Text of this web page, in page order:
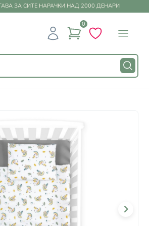
ЗА СИТЕ НАРАЧКИ НАД 2000 ДЕНАРИ
0